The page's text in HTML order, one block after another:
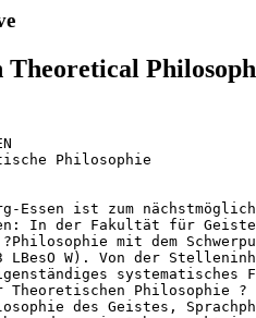
Philosophie
Essen ist zum
In der Fakultät für
mit dem
LBesO W). Von der
Theoretischen
des Geistes,